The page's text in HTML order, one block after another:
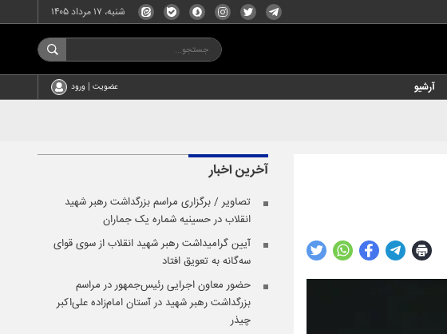
شنبه، ۱۷ مرداد ۱۴۰۵
آرشیو عضویت | ورود
آخرین اخبار
تصاویر / برگزاری مراسم بزرگداشت رهبر شهید
انقلاب در حسینیه شماره یک جماران
آیین گرامیداشت رهبر شهید انقلاب از سوی قوای
سه‌گانه به تعویق افتاد
حضور معاون اجرایی رئیس‌جمهور در مراسم
بزرگداشت رهبر شهید در آستان امام‌زاده علی‌اکبر
چیذر